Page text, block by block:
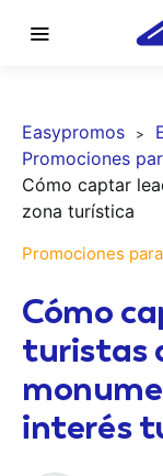
Easypromos
Promociones
Cómo captar
zona turística
Promociones
Cómo
turistas
interés